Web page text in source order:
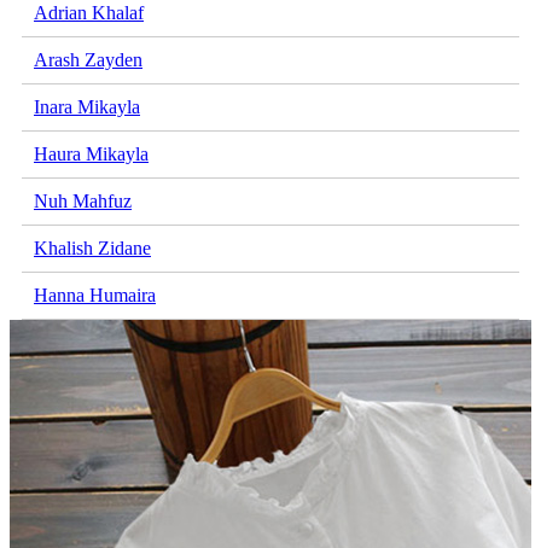
Adrian Khalaf
Arash Zayden
Inara Mikayla
Haura Mikayla
Nuh Mahfuz
Khalish Zidane
Hanna Humaira